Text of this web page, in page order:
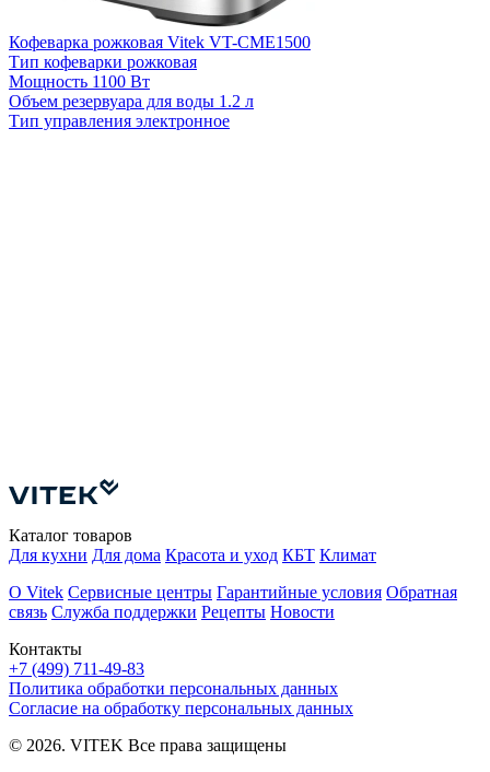
Кофеварка рожковая Vitek VT-CME1500
Тип кофеварки рожковая
Мощность 1100 Вт
Объем резервуара для воды 1.2 л
Тип управления электронное
Контакты
+7 (499) 711-49-83
Каталог товаров
Для кухни Для дома Красота и уход КБТ Климат
О Vitek Сервисные центры Гарантийные условия Обратная
связь Служба поддержки Рецепты Новости
Политика обработки персональных данных
Согласие на обработку персональных данных
© 2026. VITEK Все права защищены